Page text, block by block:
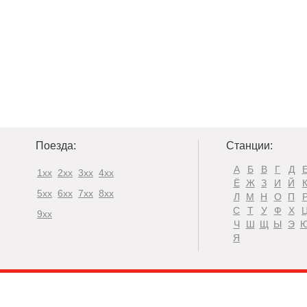
Поезда:
1xx 2xx 3xx 4xx
5xx 6xx 7xx 8xx
9xx
Станции:
А Б В Г Д
Ё
Ж З И Й
К
Л
М Н О П
С
Т У Ф Х
Ч
Ш Щ Ы Э
Я